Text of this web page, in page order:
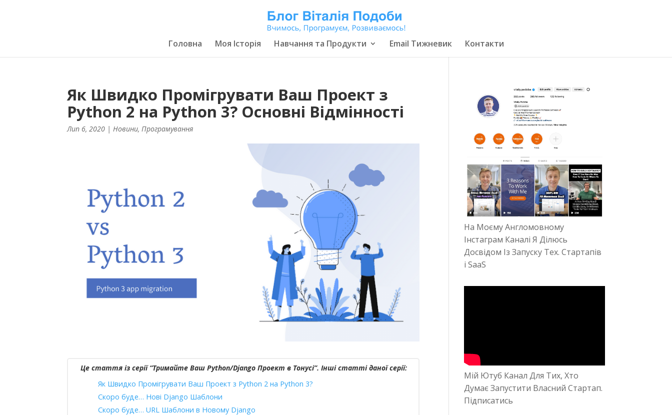
Головна Моя Історія Навчання та Продукти Email Тижневик Контакти
Як Швидко Промігрувати Ваш Проект з
Python 2 на Python 3? Основні Відмінності
Лип 6, 2020 |Новини,Програмування
Це стаття із серії “Тримайте Ваш Python/Django Проект в Тонусі”. Інші статті даної серії:
Як Швидко Промігрувати Ваш Проект з Python 2 на Python 3?
Скоро буде… Нові Django Шаблони
Скоро буде… URL Шаблони в Новому Django
На Моєму Англомовному
Інстаграм Каналі Я Ділюсь
Досвідом Із Запуску Тех. Стартапів
і SaaS
Мій Ютуб Канал Для Тих, Хто
Думає Запустити Власний Стартап.
Підписатись